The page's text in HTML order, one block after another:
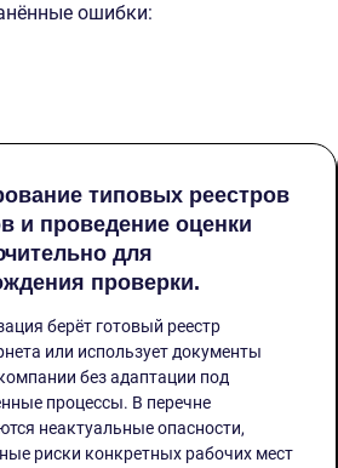
ошибки:
типовых реестров
и проведение оценки
для
проверки.
берёт готовый реестр
или использует документы
без адаптации под
процессы. В перечне
неактуальные опасности,
риски конкретных рабочих мест